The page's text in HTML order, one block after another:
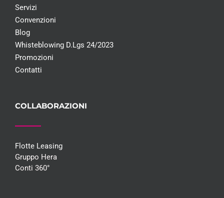
Servizi
Convenzioni
Blog
Whisteblowing D.Lgs 24/2023
Promozioni
Contatti
COLLABORAZIONI
Flotte Leasing
Gruppo Hera
Conti 360°